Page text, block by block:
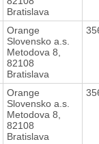
Bratislava
Orange
Slovensko a.s.
Metodova 8,
82108
Bratislava
Orange
Slovensko a.s.
Metodova 8,
82108
Bratislava